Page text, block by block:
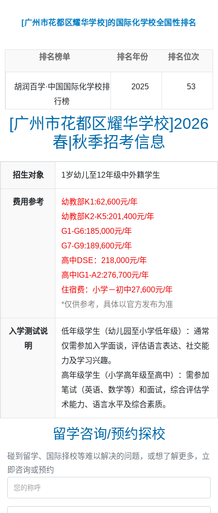
[广州市花都区耀华学校]的国际化学校全国性排名
排名榜单 排名年份 排名位次
胡润百学·中国国际化学校排
行榜
2025 53
[广州市花都区耀华学校]2026
春|秋季招考信息
招生对象 1岁幼儿至12年级中外籍学生
费用参考
幼教部K1:62,600元/年
幼教部K2-K5:201,400元/年
G1-G6:185,000元/年
G7-G9:189,600元/年
高中DSE：218,000元/年
高中IG1-A2:276,700元/年
住宿费：小学－初中27,600元/年
*仅供参考，具体以官方发布为准
入学测试说
明
低年级学生（幼儿园至小学低年级）：通常
仅需参加入学面谈，评估语言表达、社交能
力及学习兴趣。
高年级学生（小学高年级至高中）：需参加
笔试（英语、数学等）和面试，综合评估学
术能力、语言水平及综合素质。
留学咨询/预约探校
碰到留学、国际择校等难以解决的问题，或想了解更多，立
即咨询或预约